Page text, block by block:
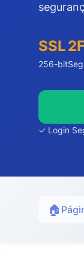
SSL
256-bit
✓ Login
🏠